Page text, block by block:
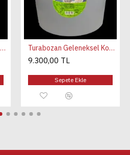
Turabozan Geleneksel Kova Tereyağı (9.5 kg ) Turabozan Geleneksel Kova Tereyağı (15 kg )
9.300,00 TL
Sepete Ekle